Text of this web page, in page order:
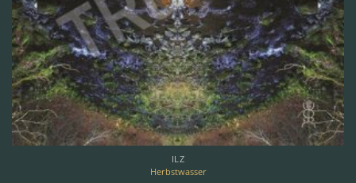
ILZ
Herbstwasser